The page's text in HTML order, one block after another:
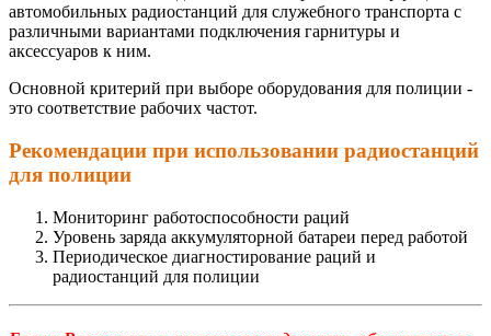
автомобильных радиостанций для служебного транспорта с
различными вариантами подключения гарнитуры и
аксессуаров к ним.
Основной критерий при выборе оборудования для полиции -
это соответствие рабочих частот.
Рекомендации при использовании радиостанций
для полиции
Мониторинг работоспособности раций
Уровень заряда аккумуляторной батареи перед работой
Периодическое диагностирование раций и
радиостанций для полиции